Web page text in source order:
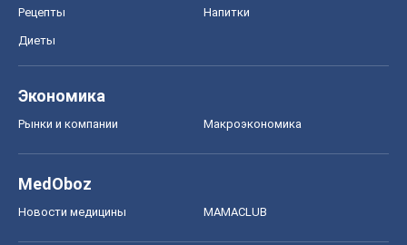
Рецепты Напитки
Диеты
Экономика
Рынки и компании Mакроэкономика
MedOboz
Новости медицины MAMACLUB